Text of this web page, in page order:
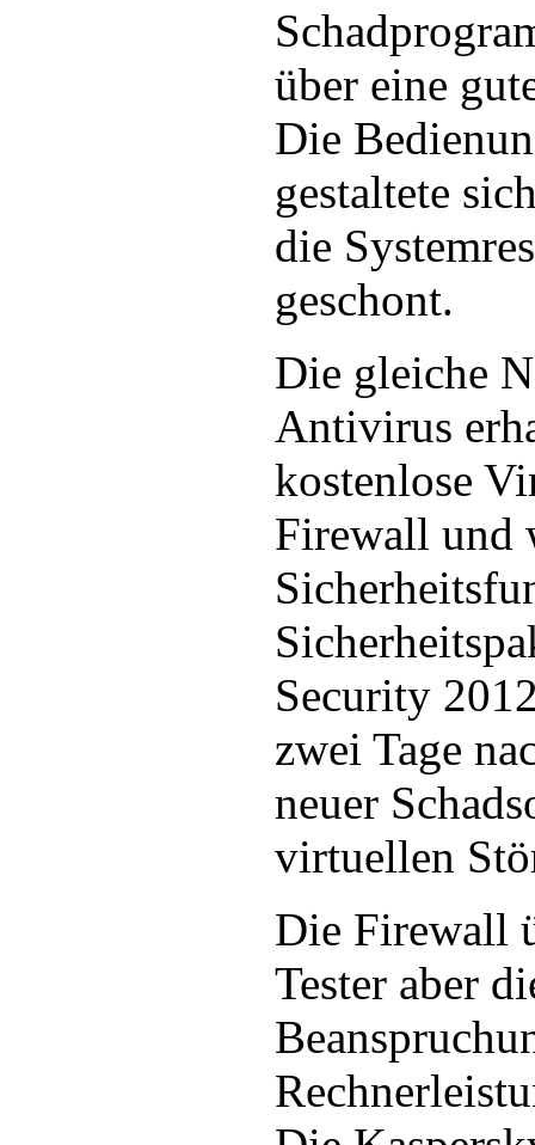
über eine
Die
gestaltete
die
geschont.
Die gleiche
Antivirus
kostenlose
Firewall und
Security
zwei Tage
neuer
virtuellen
Die Firewall
Tester aber